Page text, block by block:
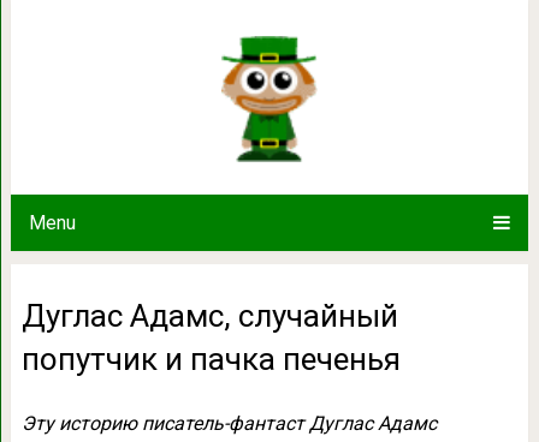
Menu
Дуглас Адамс, случайный
Дуглас Адамс, случайный
попутчик и пачка печенья
Эту историю писатель-фантаст Дуглас Адамс